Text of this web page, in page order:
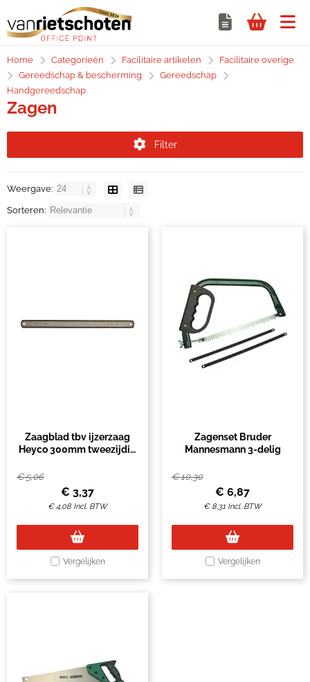
Home Categorieën Facilitaire artikelen
Facilitaire overige
Gereedschap & bescherming
Gereedschap
Handgereedschap
Zagen
Filter
Weergave:
Sorteren:
Zaagblad tbv ijzerzaag
Heyco 300mm tweezijdig
€5,06
€ 3,37
€4,08 Incl. BTW
Vergelijken
Zagenset Bruder
Mannesmann 3-delig
€10,30
€ 6,87
€ 8,31 Incl. BTW
Vergelijken